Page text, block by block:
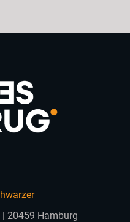
| 20459 Hamburg